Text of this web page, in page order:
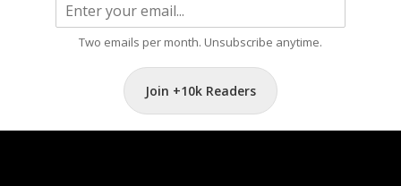
Two emails per month. Unsubscribe anytime.
Join +10k Readers